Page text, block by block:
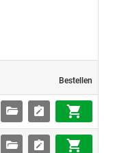
Bestellen